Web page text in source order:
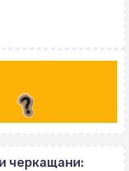
черкащани: